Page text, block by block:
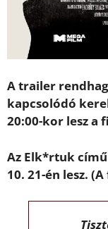
A trailer
kapcsolódó
20:00-kor lesz a
Az Elk*rtuk
10. 21-én lesz.